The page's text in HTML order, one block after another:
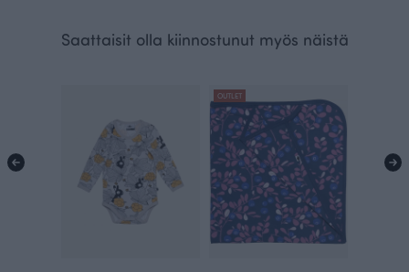
Saattaisit olla kiinnostunut myös näistä
OUTLET